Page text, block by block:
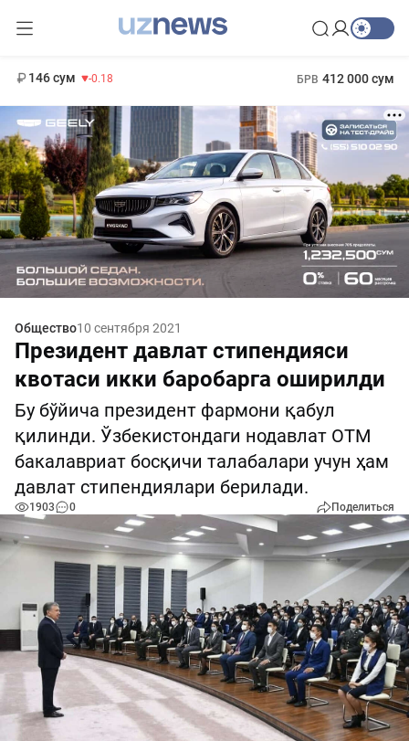
146 сум -0.18 БРВ 412 000 сум
Общество10 сентября 2021
Президент давлат стипендияси
квотаси икки баробарга оширилди
Бу бўйича президент фармони қабул
қилинди. Ўзбекистондаги нодавлат ОТМ
бакалавриат босқичи талабалари учун ҳам
давлат стипендиялари берилади.
1903 0 Поделиться